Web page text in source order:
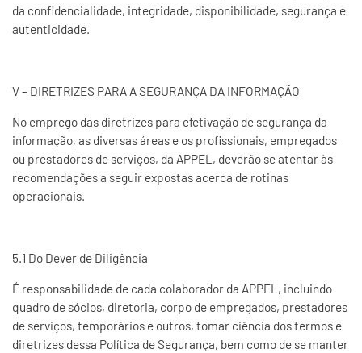
da confidencialidade, integridade, disponibilidade, segurança e
autenticidade.
V – DIRETRIZES PARA A SEGURANÇA DA INFORMAÇÃO
No emprego das diretrizes para efetivação de segurança da
informação, as diversas áreas e os profissionais, empregados
ou prestadores de serviços, da APPEL, deverão se atentar às
recomendações a seguir expostas acerca de rotinas
operacionais.
5.1 Do Dever de Diligência
É responsabilidade de cada colaborador da APPEL, incluindo
quadro de sócios, diretoria, corpo de empregados, prestadores
de serviços, temporários e outros, tomar ciência dos termos e
diretrizes dessa Política de Segurança, bem como de se manter